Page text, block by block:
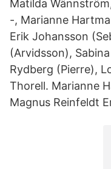
Matilda
-, Marianne
Erik Johansson
(Arvidsson),
Rydberg (Pierre),
Thorell. Marianne
Magnus Reinfeldt